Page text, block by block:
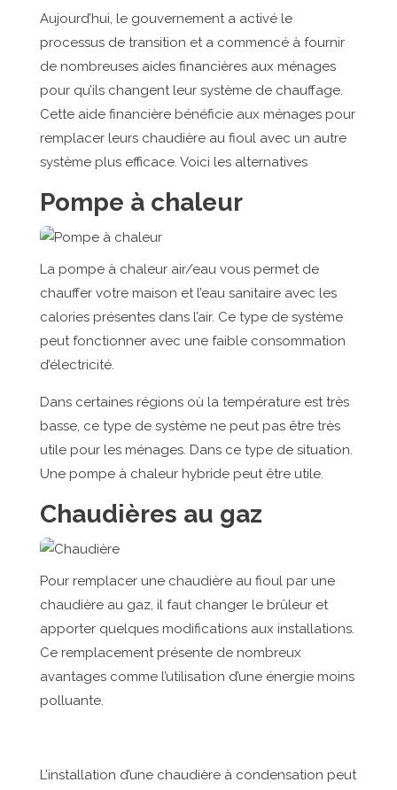
Aujourd’hui, le gouvernement a activé le
processus de transition et a commencé à fournir
de nombreuses aides financières aux ménages
pour qu’ils changent leur système de chauffage.
Cette aide financière bénéficie aux ménages pour
remplacer leurs chaudière au fioul avec un autre
système plus efficace. Voici les alternatives
Pompe à chaleur
La pompe à chaleur air/eau vous permet de
chauffer votre maison et l’eau sanitaire avec les
calories présentes dans l’air. Ce type de système
peut fonctionner avec une faible consommation
d’électricité.
Dans certaines régions où la température est très
basse, ce type de système ne peut pas être très
utile pour les ménages. Dans ce type de situation.
Une pompe à chaleur hybride peut être utile.
Chaudières au gaz
Pour remplacer une chaudière au fioul par une
chaudière au gaz, il faut changer le brûleur et
apporter quelques modifications aux installations.
Ce remplacement présente de nombreux
avantages comme l’utilisation d’une énergie moins
polluante.
L’installation d’une chaudière à condensation peut